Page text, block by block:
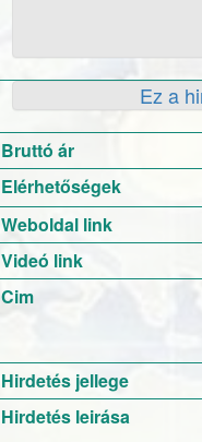
Ez a
Bruttó ár
Elérhetőségek
Weboldal link
Videó link
Cim
Hirdetés jellege
Hirdetés leirása